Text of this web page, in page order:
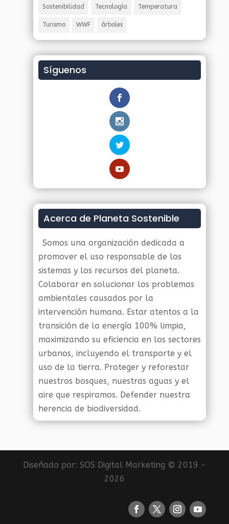
Sostenibilidad Tecnología Temperatura
Turismo WWF árboles
Síguenos
Acerca de Planeta Sostenible
Somos una organización dedicada a
promover el uso responsable de los
sistemas y los recursos del planeta.
Colaborar en solucionar los problemas
ambientales causados por la
intervención humana. Estar atentos a la
transición de la energía 100% limpia,
maximizando su eficiencia en los sectores
urbanos, incluyendo el transporte y el
uso de la tierra. Proteger y reforestar
nuestros bosques, nuestras aguas y el
aire que respiramos. Defender nuestra
herencia de biodiversidad.
Diseñado por:SOS Digital Marketing © 2019 -
2026